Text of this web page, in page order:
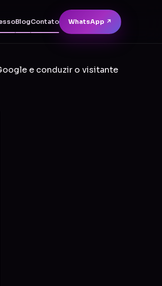
BlogContato WhatsApp ↗
e conduzir o visitante